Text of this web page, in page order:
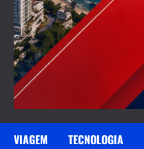
VIAGEM TECNOLOGIA